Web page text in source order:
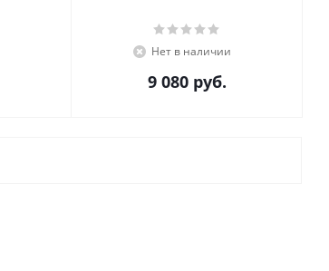
Нет в наличии
9 080 руб.